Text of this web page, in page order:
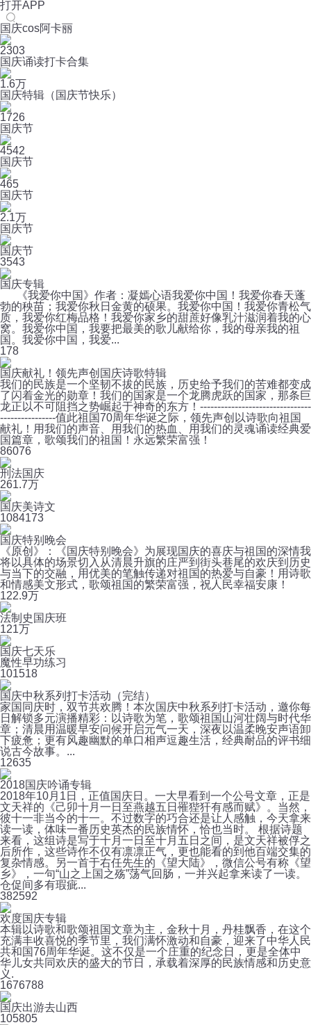
打开APP
国庆cos阿卡丽
2303
国庆诵读打卡合集
1.6万
国庆特辑（国庆节快乐）
1726
国庆节
4542
国庆节
465
国庆节
2.1万
国庆节
国庆节
3543
国庆专辑
《我爱你中国》作者：凝嫣心语我爱你中国！我爱你春天蓬
勃的秧苗；我爱你秋日金黄的硕果。我爱你中国！我爱你青松气
质，我爱你红梅品格！我爱你家乡的甜蔗好像乳汁滋润着我的心
窝。我爱你中国，我要把最美的歌儿献给你，我的母亲我的祖
国。我爱你中国，我爱...
178
国庆献礼！领先声创国庆诗歌特辑
我们的民族是一个坚韧不拔的民族，历史给予我们的苦难都变成
了闪着金光的勋章！我们的国家是一个龙腾虎跃的国家，那条巨
龙正以不可阻挡之势崛起于神奇的东方！--------------------------------
----------------值此祖国70周年华诞之际，领先声创以诗歌向祖国
献礼！用我们的声音、用我们的热血、用我们的灵魂诵读经典爱
国篇章，歌颂我们的祖国！永远繁荣富强！
86076
刑法国庆
261.7万
国庆美诗文
1084173
国庆特别晚会
《原创》：《国庆特别晚会》为展现国庆的喜庆与祖国的深情我
将以具体的场景切入从清晨升旗的庄严到街头巷尾的欢庆到历史
与当下的交融，用优美的笔触传递对祖国的热爱与自豪！用诗歌
和情感美文形式，歌颂祖国的繁荣富强，祝人民幸福安康！
122.9万
法制史国庆班
121万
国庆七天乐
魔性早功练习
101518
国庆中秋系列打卡活动（完结）
家国同庆时，双节共欢腾！本次国庆中秋系列打卡活动，邀你每
日解锁多元演播精彩：以诗歌为笔，歌颂祖国山河壮阔与时代华
章；清晨用温暖早安问候开启元气一天，深夜以温柔晚安声语卸
下疲惫；更有风趣幽默的单口相声逗趣生活，经典耐品的评书细
说古今故事。...
12635
2018国庆吟诵专辑
2018年10月1日，正值国庆日。一大早看到一个公号文章，正是
文天祥的《己卯十月一日至燕越五日罹狴犴有感而赋》。当然，
彼十一非当今的十一。不过数字的巧合还是让人感触，今天拿来
读一读，体味一番历史英杰的民族情怀，恰也当时。 根据诗题
来看，这组诗是写于十月一日至十月五日之间，是文天祥被俘之
后所作，这些诗作不仅有凛凛正气，更也能看的到他百端交集的
复杂情感。另一首于右任先生的《望大陆》，微信公号有称《望
乡》，一句“山之上国之殇”荡气回肠，一并兴起拿来读了一读。
仓促间多有瑕疵...
382592
欢度国庆专辑
本辑以诗歌和歌颂祖国文章为主，金秋十月，丹桂飘香，在这个
充满丰收喜悦的季节里，我们满怀激动和自豪，迎来了中华人民
共和国76周年华诞。这不仅是一个庄重的纪念日，更是全体中
华儿女共同欢庆的盛大的节日，承载着深厚的民族情感和历史意
义.
1676788
国庆出游去山西
105805